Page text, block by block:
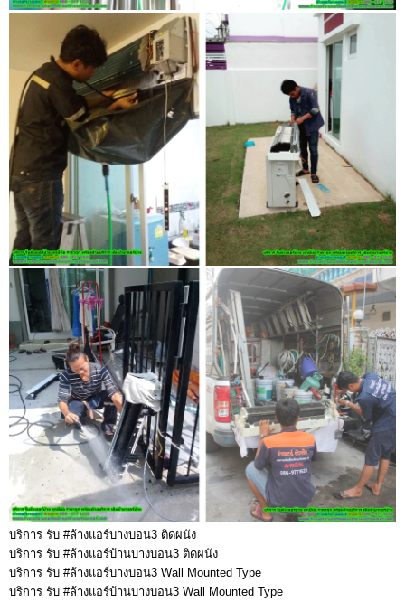
บริการ รับ #ล้างแอร์บางบอน3 ติดผนัง
บริการ รับ #ล้างแอร์บ้านบางบอน3 ติดผนัง
บริการ รับ #ล้างแอร์บางบอน3 Wall Mounted Type
บริการ รับ #ล้างแอร์บ้านบางบอน3 Wall Mounted Type